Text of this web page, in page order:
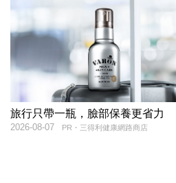
旅行只帶一瓶，臉部保養更省力
PR・三得利健康網路商店
2026-08-07